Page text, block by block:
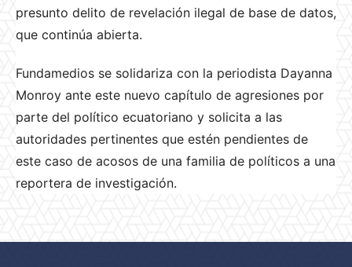
presunto delito de revelación ilegal de base de datos,
que continúa abierta.
Fundamedios se solidariza con la periodista Dayanna
Monroy ante este nuevo capítulo de agresiones por
parte del político ecuatoriano y solicita a las
autoridades pertinentes que estén pendientes de
este caso de acosos de una familia de políticos a una
reportera de investigación.